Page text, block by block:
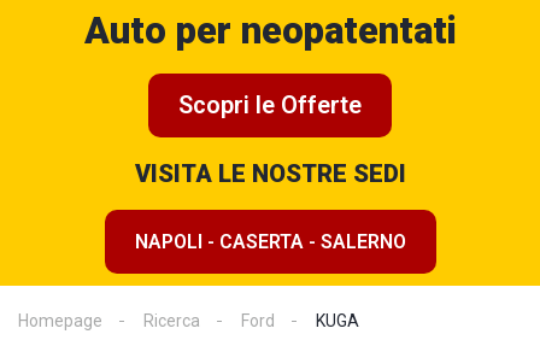
Auto per neopatentati
Scopri le Offerte
VISITA LE NOSTRE SEDI
NAPOLI - CASERTA - SALERNO
Homepage Ricerca Ford KUGA